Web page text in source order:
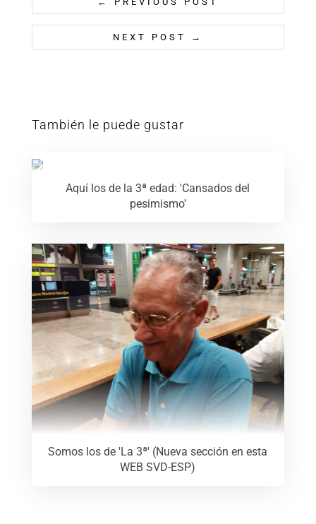
NEXT POST →
También le puede gustar
Aquí los de la 3ª edad: 'Cansados del
pesimismo'
Somos los de 'La 3ª' (Nueva sección en esta
WEB SVD-ESP)